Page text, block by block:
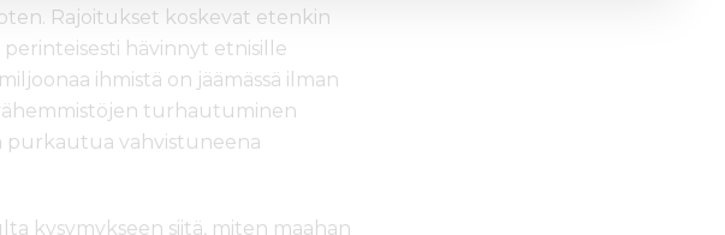
Rajoitukset koskevat etenkin
perinteisesti hävinnyt etnisille
ihmistä on jäämässä ilman
turhautuminen
vahvistuneena
kysymykseen siitä, miten maahan